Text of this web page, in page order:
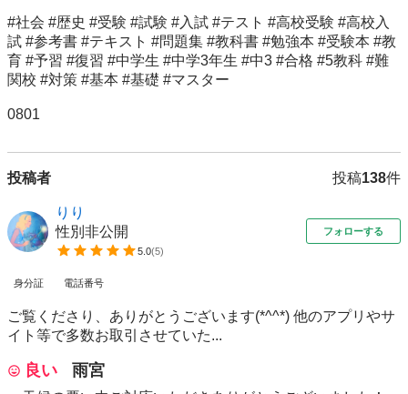
#社会 #歴史 #受験 #試験 #入試 #テスト #高校受験 #高校入
試 #参考書 #テキスト #問題集 #教科書 #勉強本 #受験本 #教
育 #予習 #復習 #中学生 #中学3年生 #中3 #合格 #5教科 #難
関校 #対策 #基本 #基礎 #マスター
0801
投稿者 投稿138件
りり
性別非公開
5.0(5)
フォローする
身分証 電話番号
ご覧くださり、ありがとうございます(*^^*) 他のアプリやサ
イト等で多数お取引させていた...
良い 雨宮